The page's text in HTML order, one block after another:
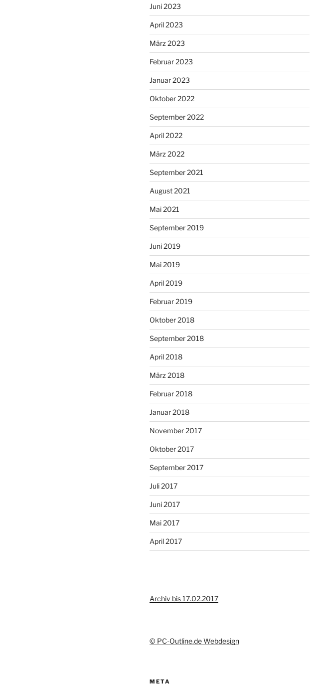
Juni 2023
April 2023
März 2023
Februar 2023
Januar 2023
Oktober 2022
September 2022
April 2022
März 2022
September 2021
August 2021
Mai 2021
September 2019
Juni 2019
Mai 2019
April 2019
Februar 2019
Oktober 2018
September 2018
April 2018
März 2018
Februar 2018
Januar 2018
November 2017
Oktober 2017
September 2017
Juli 2017
Juni 2017
Mai 2017
April 2017
Archiv bis 17.02.2017
© PC-Outline.de Webdesign
META